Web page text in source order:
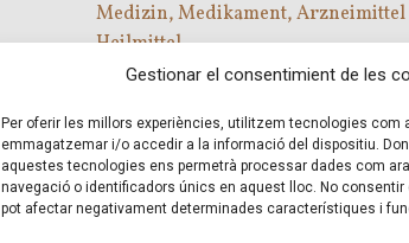
Gestionar el consentimient de les
Per oferir les millors experiències, utilitzem tecnologies com
emmagatzemar i/o accedir a la informació del dispositiu.
aquestes tecnologies ens permetrà processar dades com
navegació o identificadors únics en aquest lloc. No
pot afectar negativament determinades característiques i
Medizin, Medikament,
Heilmittel
Com entrar a les classes d’alemany?